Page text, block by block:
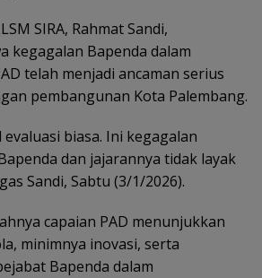
SIRA, Rahmat Sandi,
kegagalan Bapenda dalam
telah menjadi ancaman serius
pembangunan Kota Palembang.
biasa. Ini kegagalan
dan jajarannya tidak layak
Sandi, Sabtu (3/1/2026).
capaian PAD menunjukkan
minimnya inovasi, serta
Bapenda dalam